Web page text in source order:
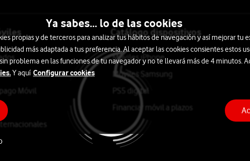
Móvil
Catálogo dispositivos
Móviles iPhone
Móviles Samsung
PS5 digital
Financiar móvil a plazos
Ya sabes... lo de las cookies
propias y de terceros para analizar tus hábitos de navegación y así mejorar tu
más adaptada a tus preferencia. Al aceptar las cookies consientes estos
problema en las funciones de tu navegador y no te llevará más de 4 minutos.
Y aquí Configurar cookies